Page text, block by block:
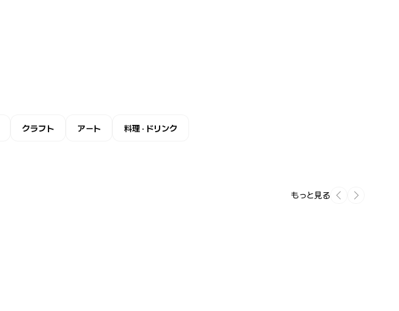
クラフト アート 料理 · ドリンク
もっと見る